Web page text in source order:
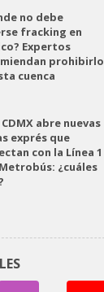
no debe
fracking en
Expertos
prohibirlo
cuenca
CDMX abre nuevas
exprés que
con la Línea 1
¿cuáles